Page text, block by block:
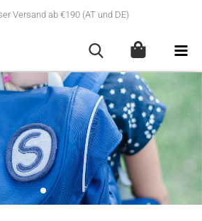
Versand ab €190 (AT und DE)